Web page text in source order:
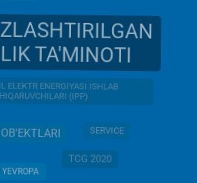
TA'MINOTI
ELEKTR ENERGIYASI ISHLAB
(IPP)
SERVICE
TCG 2020